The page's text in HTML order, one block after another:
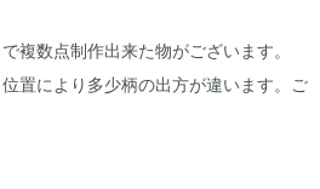
複数点制作出来た物がございます。
置により多少柄の出方が違います。ご